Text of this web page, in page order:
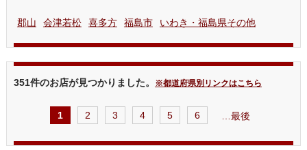
郡山 会津若松 喜多方 福島市 いわき・福島県その他
351件のお店が見つかりました。 ※都道府県別リンクはこちら
1 2 3 4 5 6 …最後